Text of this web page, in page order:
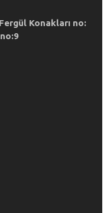
Konakları no: